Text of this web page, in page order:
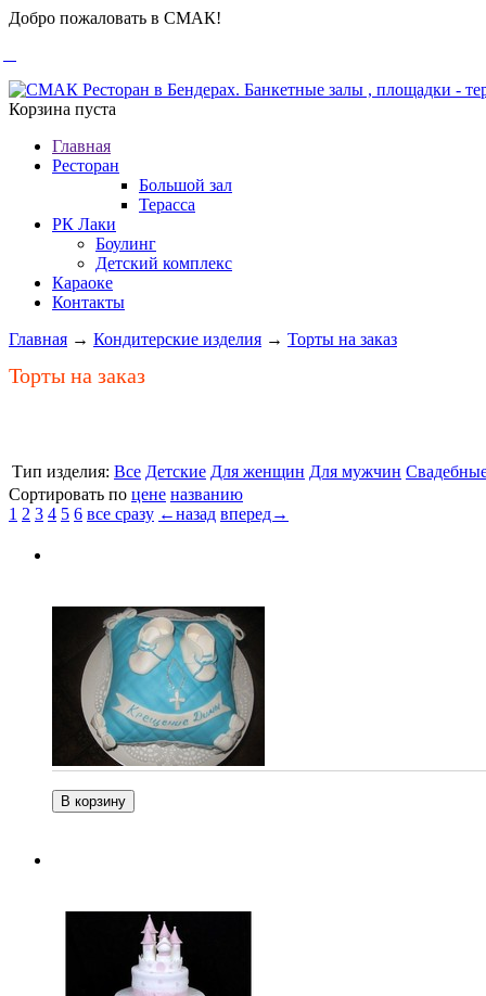
Добро пожаловать в СМАК!
Корзина пуста
Главная
Ресторан
Большой зал
Терасса
РК Лаки
Боулинг
Детский комплекс
Караоке
Контакты
Главная → Кондитерские изделия → Торты на заказ
Торты на заказ
Тип изделия: Все Детские Для женщин Для мужчин
Сортировать по цене названию
1 2 3 4 5 6 все сразу ←назад вперед→